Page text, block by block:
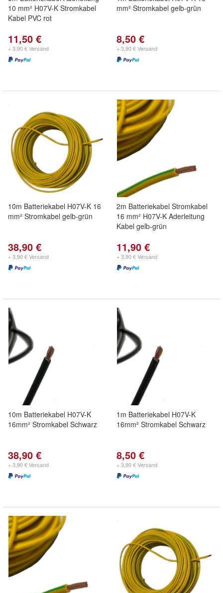
10 mm² H07V-K Stromkabel
Kabel PVC rot
11,50 €
+ 3,90 € Versand
mm² Stromkabel gelb-grün
8,50 €
+ 3,90 € Versand
10m Batteriekabel H07V-K 16
mm² Stromkabel gelb-grün
38,90 €
+ 3,90 € Versand
2m Batteriekabel Stromkabel
16 mm² H07V-K Aderleitung
Kabel gelb-grün
11,90 €
+ 3,90 € Versand
10m Batteriekabel H07V-K
16mm² Stromkabel Schwarz
38,90 €
+ 3,90 € Versand
1m Batteriekabel H07V-K
16mm² Stromkabel Schwarz
8,50 €
+ 3,90 € Versand